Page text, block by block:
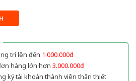
trí lên đến 1.000.000đ
hàng lớn hơn 3.000.000đ
ký tài khoản thành viên thân thiết